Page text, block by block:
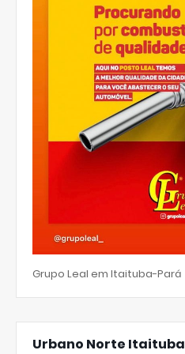
Grupo Leal em Itaituba-Pará
Urbano Norte Itaituba